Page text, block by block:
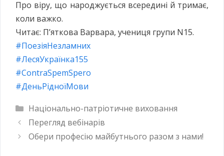
Про віру, що народжується всередині й тримає,
коли важко.
Читає: П’яткова Варвара, учениця групи N15.
#ПоезіяНезламних
#ЛесяУкраїнка155
#ContraSpemSpero
#ДеньРідноїМови
Національно-патріотичне виховання
Перегляд вебінарів
Обери професію майбутнього разом з нами!